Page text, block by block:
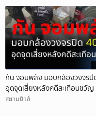
กัน จอมพลัง มอบกล้องวงจรปิ
อุดจุดเสี่ยงหลังคดีสะเทือนขวัญ
สยามนิวส์